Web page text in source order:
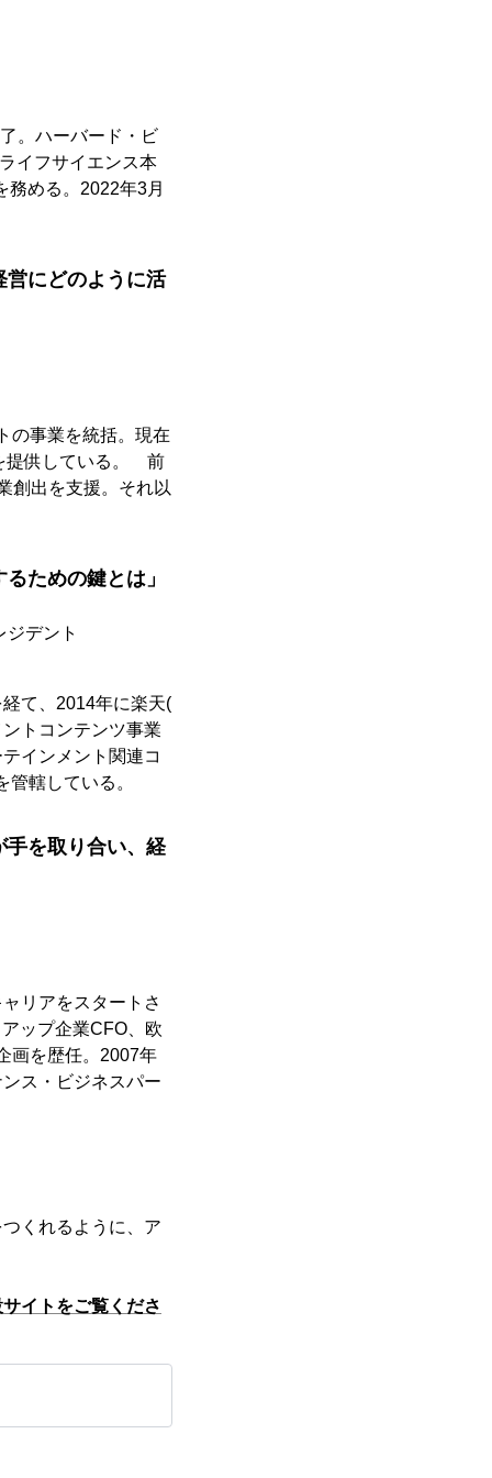
。ハーバード・ビ
イフサイエンス本
務める。2022年3月
にどのように活
の事業を統括。現在
提供している。 前
創出を支援。それ以
ための鍵とは」
デント
て、2014年に楽天(
トコンテンツ事業
インメント関連コ
轄している。
を取り合い、経
リアをスタートさ
ップ企業CFO、欧
画を歴任。2007年
ス・ビジネスパー
くれるように、ア
イトをご覧くださ